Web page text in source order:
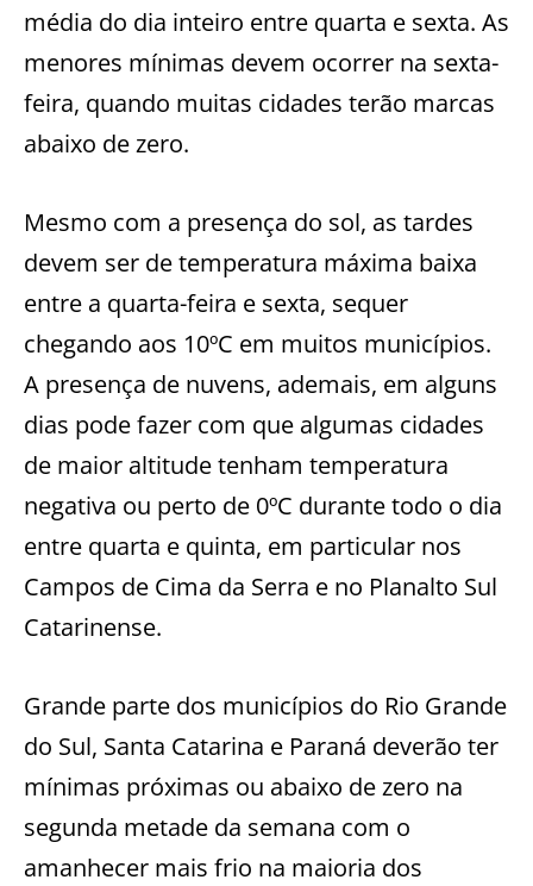
média do dia inteiro entre quarta e sexta. As
menores mínimas devem ocorrer na sexta-
feira, quando muitas cidades terão marcas
abaixo de zero.
Mesmo com a presença do sol, as tardes
devem ser de temperatura máxima baixa
entre a quarta-feira e sexta, sequer
chegando aos 10ºC em muitos municípios.
A presença de nuvens, ademais, em alguns
dias pode fazer com que algumas cidades
de maior altitude tenham temperatura
negativa ou perto de 0ºC durante todo o dia
entre quarta e quinta, em particular nos
Campos de Cima da Serra e no Planalto Sul
Catarinense.
Grande parte dos municípios do Rio Grande
do Sul, Santa Catarina e Paraná deverão ter
mínimas próximas ou abaixo de zero na
segunda metade da semana com o
amanhecer mais frio na maioria dos